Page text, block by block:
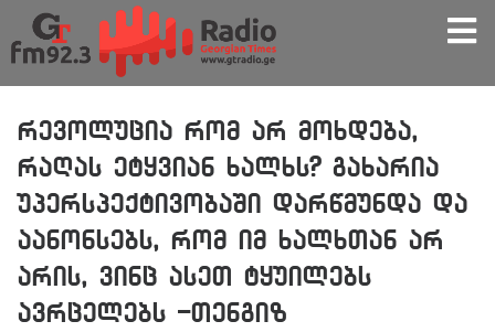
რევოლუცია რომ არ მოხდება,
რაღას ეტყვიან ხალხს? გახარია
უპერსპექტივობაში დარწმუნდა და
აანონსებს, რომ იმ ხალხთან არ
არის, ვინც ასეთ ტყუილებს
ავრცელებს -თენგიზ